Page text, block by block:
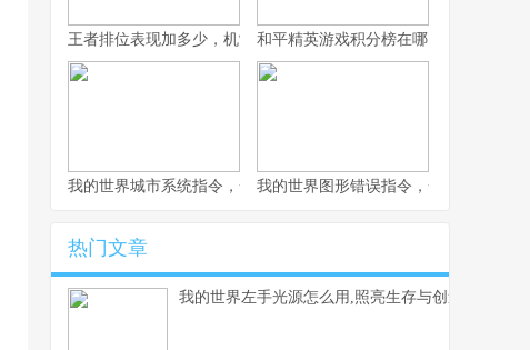
王者排位表现加多少，机制解析与实战心得和平精英游戏积分榜在哪，探寻竞技之
我的世界城市系统指令，一座虚拟城市的诞生与成长副标题
我的世界图形错误指令，一场意料之外
热门文章
我的世界左手光源怎么用,照亮生存与创造之路